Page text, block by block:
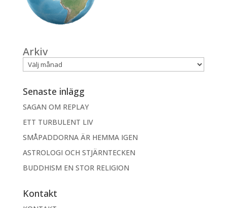
Arkiv
Senaste inlägg
SAGAN OM REPLAY
ETT TURBULENT LIV
SMÅPADDORNA ÄR HEMMA IGEN
ASTROLOGI OCH STJÄRNTECKEN
BUDDHISM EN STOR RELIGION
Kontakt